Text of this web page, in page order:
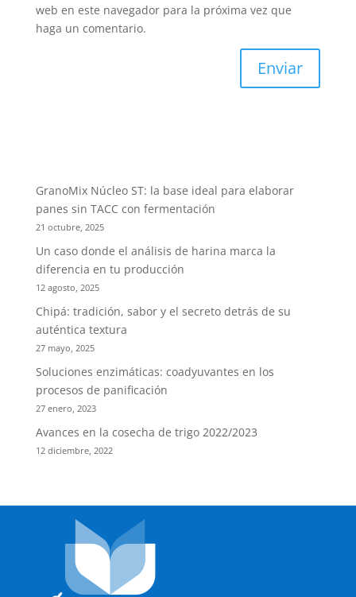
web en este navegador para la próxima vez que
haga un comentario.
GranoMix Núcleo ST: la base ideal para elaborar
panes sin TACC con fermentación
21 octubre, 2025
Un caso donde el análisis de harina marca la
diferencia en tu producción
12 agosto, 2025
Chipá: tradición, sabor y el secreto detrás de su
auténtica textura
27 mayo, 2025
Soluciones enzimáticas: coadyuvantes en los
procesos de panificación
27 enero, 2023
Avances en la cosecha de trigo 2022/2023
12 diciembre, 2022